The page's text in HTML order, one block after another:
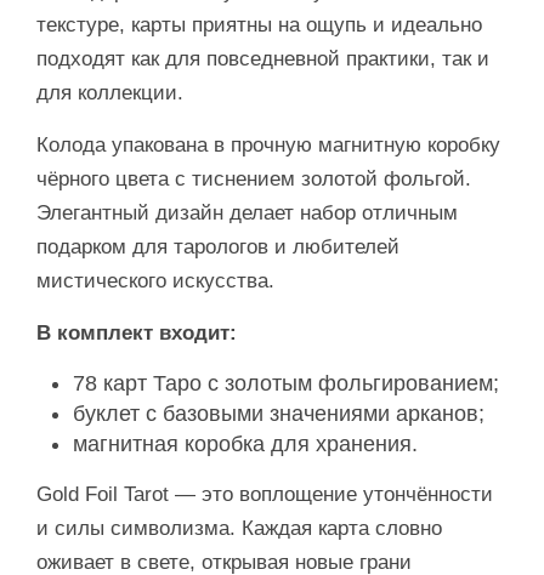
текстуре, карты приятны на ощупь и идеально
подходят как для повседневной практики, так и
для коллекции.
Колода упакована в прочную магнитную коробку
чёрного цвета с тиснением золотой фольгой.
Элегантный дизайн делает набор отличным
подарком для тарологов и любителей
мистического искусства.
В комплект входит:
78 карт Таро с золотым фольгированием;
буклет с базовыми значениями арканов;
магнитная коробка для хранения.
Gold Foil Tarot — это воплощение утончённости
и силы символизма. Каждая карта словно
оживает в свете, открывая новые грани